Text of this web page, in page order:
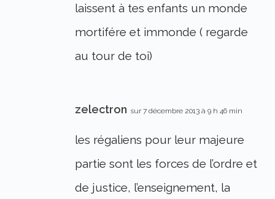
laissent à tes enfants un monde
mortifére et immonde ( regarde
au tour de toi)
zelectron sur 7 décembre 2013 à 9 h 46 min
les régaliens pour leur majeure
partie sont les forces de l’ordre et
de justice, l’enseignement, la